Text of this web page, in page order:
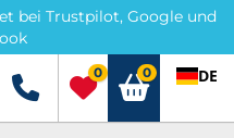
bei Trustpilot, Google und
+49 5741 3222690
0 0 DE